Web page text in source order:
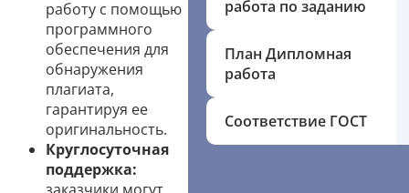
работу с помощью
программного
обеспечения для
обнаружения
плагиата,
гарантируя ее
оригинальность.
Круглосуточная
поддержка:
работа по заданию
План Дипломная
работа
Соответствие ГОСТ